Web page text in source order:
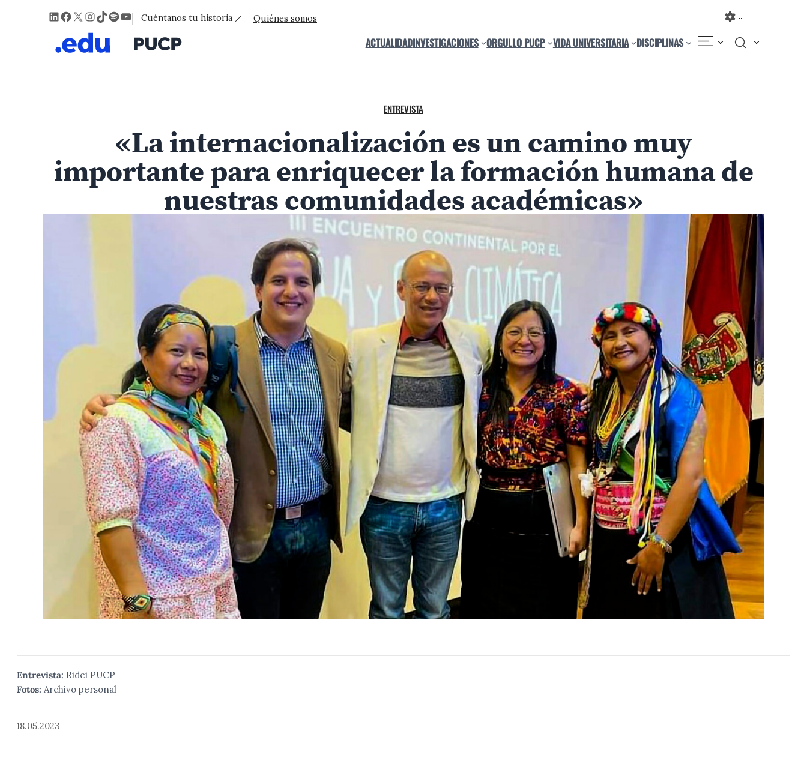
LinkedIn
Facebook
X Instagram
TikTok
Spotify
YouTube
Cuéntanos tu historia Quiénes somos
ACTUALIDADINVESTIGACIONES ORGULLO PUCP VIDA UNIVERSITARIA DISCIPLINAS
ENTREVISTA
«La internacionalización es un camino muy
importante para enriquecer la formación humana de
nuestras comunidades académicas»
Entrevista: Ridei PUCP
Fotos: Archivo personal
18.05.2023